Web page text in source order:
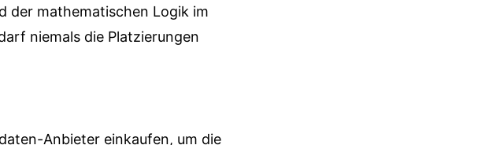
der mathematischen Logik im
niemals die Platzierungen
Anbieter einkaufen, um die